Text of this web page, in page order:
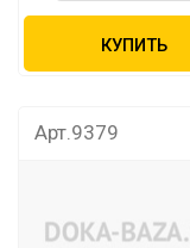
КУПИТЬ
Арт.9379